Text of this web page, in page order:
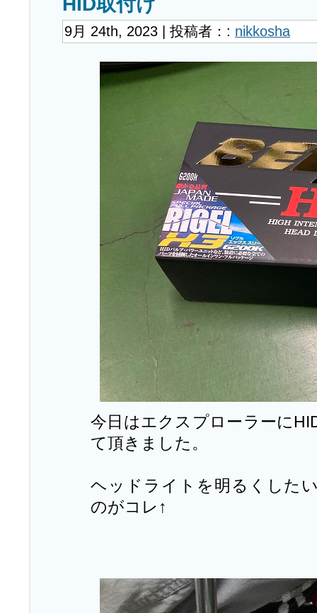
9月 24th, 2023 | 投稿者：: nikkosha
今日はエクスプローラーに
て頂きました。
ヘッドライトを明るくした
のがコレ↑